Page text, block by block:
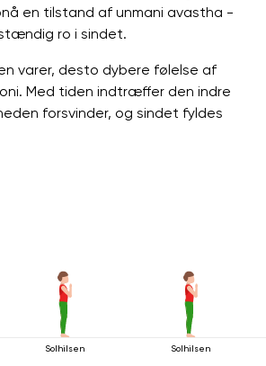
en tilstand af unmani avastha -
ro i sindet.
varer, desto dybere følelse af
Med tiden indtræffer den indre
forsvinder, og sindet fyldes
Solhilsen Solhilsen